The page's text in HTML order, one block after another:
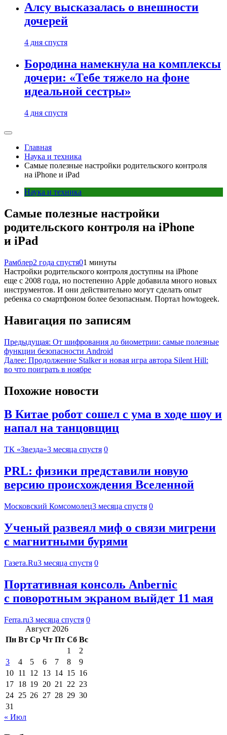
Алсу высказалась о внешности
дочерей
4 дня спустя
Бородина намекнула на комплексы
дочери: «Тебе тяжело на фоне
идеальной сестры»
4 дня спустя
Главная
Наука и техника
Самые полезные настройки родительского контроля
на iPhone и iPad
Наука и техника
Самые полезные настройки
родительского контроля на iPhone
и iPad
Рамблер2 года спустя01 минуты
Настройки родительского контроля доступны на iPhone
еще с 2008 года, но постепенно Apple добавила много новых
инструментов. И они действительно могут сделать опыт
ребенка со смартфоном более безопасным. Портал howtogeek.
Навигация по записям
Предыдущая: От шифрования до биометрии: самые полезные
функции безопасности Android
Далее: Продолжение Stalker и новая игра автора Silent Hill:
во что поиграть в ноябре
Похожие новости
В Китае робот сошел с ума в ходе шоу и
напал на танцовщиц
ТК «Звезда»3 месяца спустя 0
PRL: физики представили новую
версию происхождения Вселенной
Московский Комсомолец3 месяца спустя 0
Ученый развеял миф о связи мигрени
с магнитными бурями
Газета.Ru3 месяца спустя 0
Портативная консоль Anbernic
с поворотным экраном выйдет 11 мая
Ferra.ru3 месяца спустя 0
Август 2026
Пн Вт Ср Чт Пт Сб Вс
1
2
3
4 5 6 7 8
9
10 11 12 13 14 15 16
17 18 19 20 21 22 23
24 25 26 27 28 29 30
31
« Июл